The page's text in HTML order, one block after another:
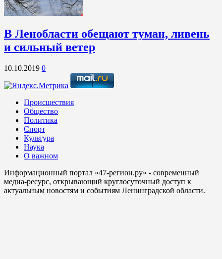
В Ленобласти обещают туман, ливень
и сильный ветер
10.10.2019 0
Происшествия
Общество
Политика
Спорт
Культура
Наука
О важном
Информационный портал «47-регион.ру» - современный
медиа-ресурс, открывающий круглосуточный доступ к
актуальным новостям и событиям Ленинградской области.